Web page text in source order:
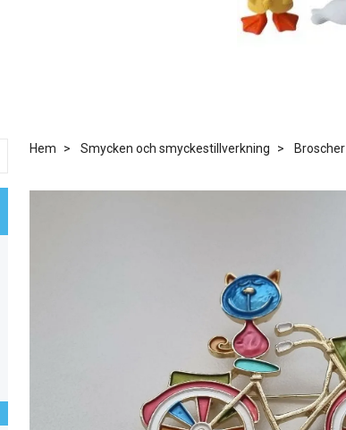
Hem Smycken och smyckestillverkning Broscher